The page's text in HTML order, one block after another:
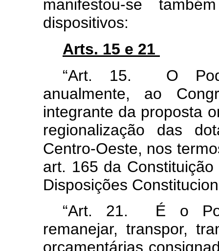
manifestou-se
dispositivos:
Arts. 15 e 21
“Art. 15. O
anualmente, ao
integrante da proposta
regionalização das
Centro-Oeste, nos
art. 165 da
Disposições
“Art. 21. É o
remanejar, transpor,
orçamentárias